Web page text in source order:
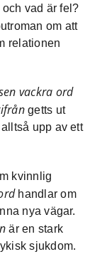
vad är fel?
om att
relationen
vackra ord
ifrångetts ut
upp av ett
kvinnlig
handlar om
nya vägar.
är en stark
sjukdom.